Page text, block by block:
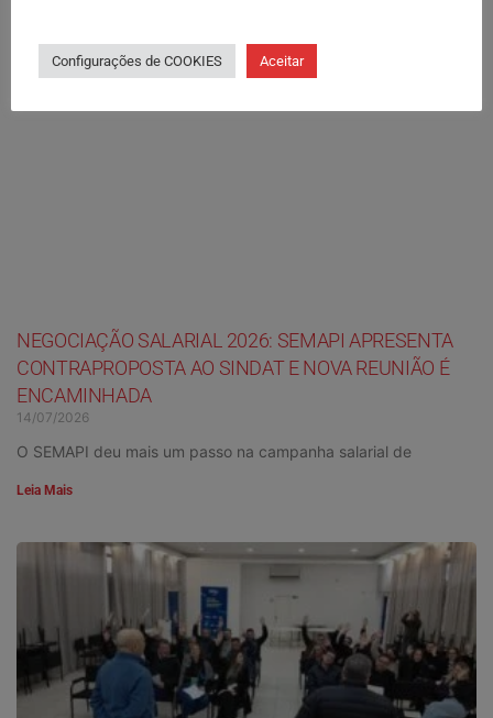
NEGOCIAÇÃO SALARIAL 2026: SEMAPI APRESENTA
CONTRAPROPOSTA AO SINDAT E NOVA REUNIÃO É
ENCAMINHADA
14/07/2026
O SEMAPI deu mais um passo na campanha salarial de
Leia Mais
Configurações de COOKIES Aceitar